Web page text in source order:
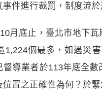
件進行裁罰，制度流
月底止，臺北市地下
1,224個最多，如遇災
督導業者於113年底全
置之正確性為何？於